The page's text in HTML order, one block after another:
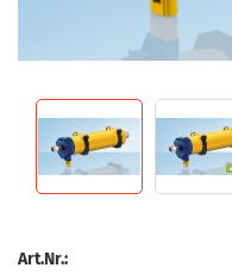
Art.Nr.: